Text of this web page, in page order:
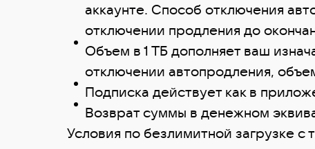
аккаунте. Способ отключения
отключении продления до
Объем в 1 ТБ дополняет ваш
отключении автопродления,
Подписка действует как в
Возврат суммы в денежном
Условия по безлимитной загрузке с